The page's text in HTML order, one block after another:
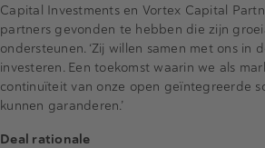
Capital Investments en Vortex Capital
partners gevonden te hebben die zijn
ondersteunen. ‘Zij willen samen met ons in
investeren. Een toekomst waarin we als
continuïteit van onze open geïntegreerde
kunnen garanderen.’
Deal rationale